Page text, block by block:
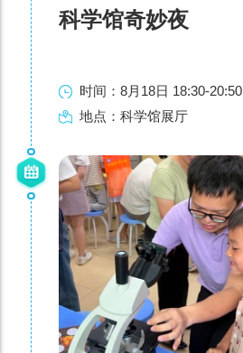
科学馆奇妙夜
时间：8月18日 18:30-20:50
地点：科学馆展厅